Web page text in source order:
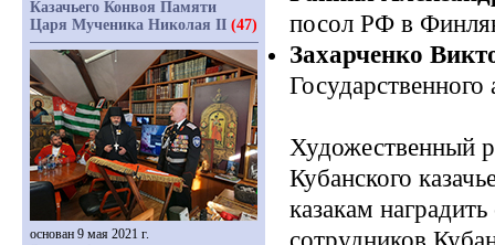
посол РФ в
Захарченко
Государственного
Художественный
Кубанского
казакам
Казачьего Конвоя Памяти
Царя Мученика Николая II (47)
основан 9 мая 2021 г.